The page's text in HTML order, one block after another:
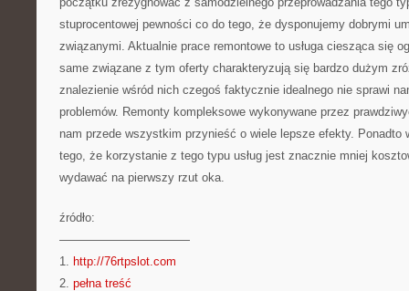
stuprocentowej pewności co do tego, że dysponujemy dobrymi
związanymi. Aktualnie prace remontowe to usługa ciesząca się
same związane z tym oferty charakteryzują się bardzo dużym
znalezienie wśród nich czegoś faktycznie idealnego nie sprawi
problemów. Remonty kompleksowe wykonywane przez
nam przede wszystkim przynieść o wiele lepsze efekty. Ponadto
tego, że korzystanie z tego typu usług jest znacznie mniej
wydawać na pierwszy rzut oka.
źródło:
———————————
1. http://76rtpslot.com
2. pełna treść